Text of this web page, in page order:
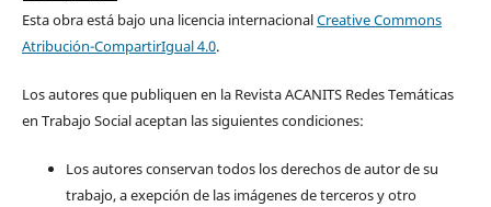
Esta obra está bajo una licencia internacionalCreative Commons
Atribución-CompartirIgual 4.0.
Los autores que publiquen en la Revista ACANITS Redes Temáticas
en Trabajo Social aceptan las siguientes condiciones:
Los autores conservan todos los derechos de autor de su
trabajo, a exepción de las imágenes de terceros y otro